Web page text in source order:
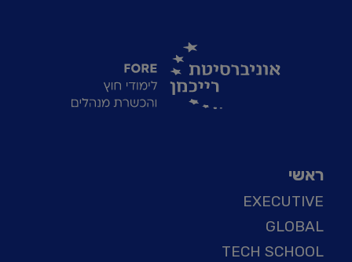
ראשי
EXECUTIVE
GLOBAL
TECH SCHOOL